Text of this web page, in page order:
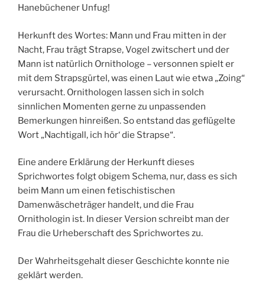
Hanebüchener Unfug!
Herkunft des Wortes: Mann und Frau mitten in der
Nacht, Frau trägt Strapse, Vogel zwitschert und der
Mann ist natürlich Ornithologe – versonnen spielt er
mit dem Strapsgürtel, was einen Laut wie etwa „Zoing“
verursacht. Ornithologen lassen sich in solch
sinnlichen Momenten gerne zu unpassenden
Bemerkungen hinreißen. So entstand das geflügelte
Wort „Nachtigall, ich hör‘ die Strapse“.
Eine andere Erklärung der Herkunft dieses
Sprichwortes folgt obigem Schema, nur, dass es sich
beim Mann um einen fetischistischen
Damenwäscheträger handelt, und die Frau
Ornithologin ist. In dieser Version schreibt man der
Frau die Urheberschaft des Sprichwortes zu.
Der Wahrheitsgehalt dieser Geschichte konnte nie
geklärt werden.